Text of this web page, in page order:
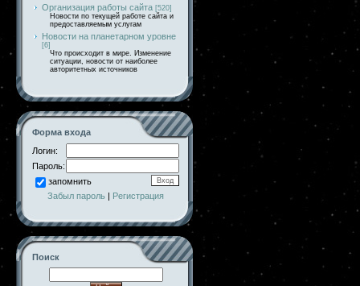
Организация работы сайта [520]
Новости по текущей работе сайта и
предоставляемым услугам
Новости на планетарном уровне
[6]
Что происходит в мире. Изменение
ситуации, новости от наиболее
авторитетных источников
Форма входа
Логин:
Пароль:
запомнить
Забыл пароль | Регистрация
Поиск